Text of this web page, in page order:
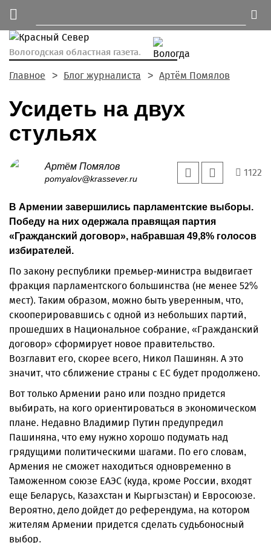
Вологодская областная газета.
Главное Блог журналиста Артём Помялов
Усидеть на двух
стульях
Артём Помялов
pomyalov@krassever.ru
1122
В Армении завершились парламентские выборы.
Победу на них одержала правящая партия
«Гражданский договор», набравшая 49,8% голосов
избирателей.
По закону республики премьер-министра выдвигает
фракция парламентского большинства (не менее 52%
мест). Таким образом, можно быть уверенным, что,
ско­оперировавшись с одной из небольших партий,
прошедших в Национальное собрание, «Гражданский
договор» сформирует новое правительство.
Возглавит его, скорее всего, Никол Пашинян. А это
значит, что сближение страны с ЕС будет продолжено.
Вот только Армении рано или поздно придется
выбирать, на кого ориентироваться в экономическом
плане. Недавно Владимир Путин предупредил
Пашиняна, что ему нужно хорошо подумать над
грядущими политическими шагами. По его словам,
Армения не сможет находиться одновременно в
Таможенном союзе ЕАЭС (куда, кроме России, входят
еще Беларусь, Казахстан и Кыргызстан) и Евросоюзе.
Вероятно, дело дойдет до референдума, на котором
жителям Армении придется сделать судьбоносный
выбор.